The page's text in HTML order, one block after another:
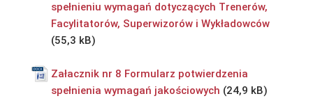
spełnieniu wymagań dotyczących Trenerów,
Facylitatorów, Superwizorów i Wykładowców
Załacznik nr 8 Formularz potwierdzenia
spełnienia wymagań jakościowych